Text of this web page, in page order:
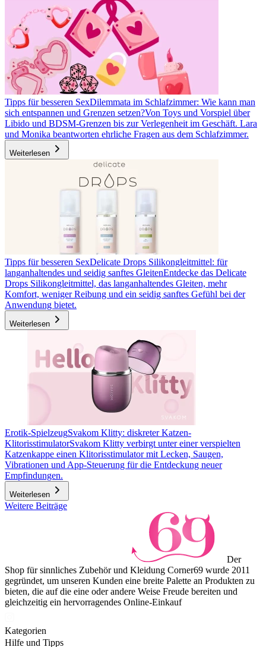
Tipps für besseren SexDilemmata im Schlafzimmer: Wie kann man
sich entspannen und Grenzen setzen?Von Toys und Vorspiel über
Libido und BDSM-Grenzen bis zur Verlegenheit im Geschäft. Lara
und Monika beantworten ehrliche Fragen aus dem Schlafzimmer.
Weiterlesen
Tipps für besseren SexDelicate Drops Silikongleitmittel: für
langanhaltendes und seidig sanftes GleitenEntdecke das Delicate
Drops Silikongleitmittel, das langanhaltendes Gleiten, mehr
Komfort, weniger Reibung und ein seidig sanftes Gefühl bei der
Anwendung bietet.
Weiterlesen
Erotik-SpielzeugSvakom Klitty: diskreter Katzen-
KlitorisstimulatorSvakom Klitty verbirgt unter einer verspielten
Katzenkappe einen Klitorisstimulator mit Lecken, Saugen,
Vibrationen und App-Steuerung für die Entdeckung neuer
Empfindungen.
Weiterlesen
Weitere Beiträge
Der
Shop für sinnliches Zubehör und Kleidung Corner69 wurde 2011
gegründet, um unseren Kunden eine breite Palette an Produkten zu
bieten, die auf die eine oder andere Weise Freude bereiten und
gleichzeitig ein hervorragendes Online-Einkauf
Kategorien
Hilfe und Tipps